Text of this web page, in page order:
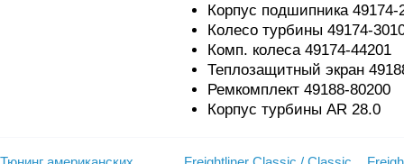
Корпус подшипника 49174-
Колесо турбины 49174-
Комп. колеса 49174-44201
Теплозащитный экран
Ремкомплект 49188-80200
Корпус турбины AR 28.0